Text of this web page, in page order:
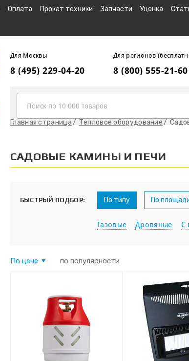
Оплата Прокат техники Запчасти Уценка
Для Москвы
8 (495) 229-04-20
Для регионов
8 (800) 555-21-60
Главная страница
Тепловое оборудование
САДОВЫЕ КАМИНЫ И ПЕЧИ
По цене по популярности
БЫСТРЫЙ ПОДБОР: По типу По
Газовые Дровяные С